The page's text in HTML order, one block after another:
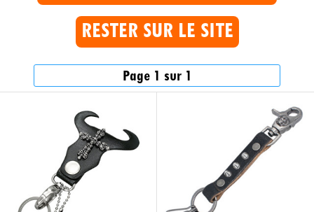
RESTER SUR LE SITE
Page 1 sur 1